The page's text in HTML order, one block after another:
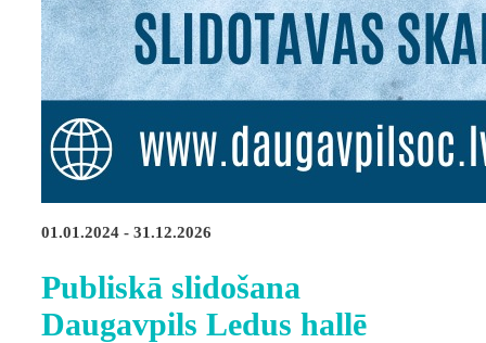
01.01.2024 - 31.12.2026
Publiskā slidošana
Daugavpils Ledus hallē